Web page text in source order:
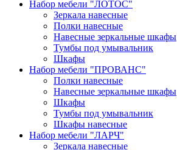
Набор мебели "ЛОТОС"
Зеркала навесные
Полки навесные
Навесные зеркальные шкафы
Тумбы под умывальник
Шкафы
Набор мебели "ПРОВАНС"
Полки навесные
Навесные зеркальные шкафы
Шкафы
Тумбы под умывальник
Шкафы навесные
Набор мебели "ЛАРЧ"
Зеркала навесные